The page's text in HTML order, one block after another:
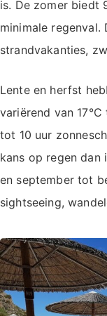
is. De zomer biedt
minimale
strandvakanties,
Lente en herfst
variërend van
tot 10 uur
kans op regen dan
en september tot
sightseeing,